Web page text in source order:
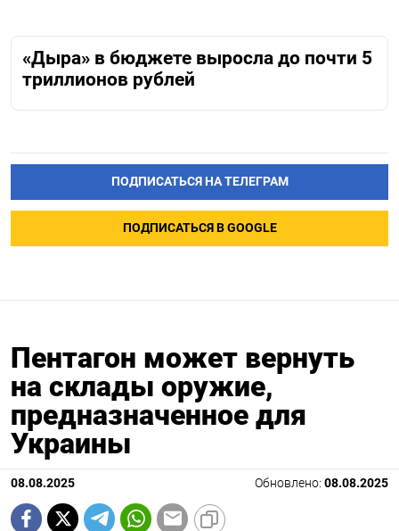
«Дыра» в бюджете выросла до почти 5
триллионов рублей
ПОДПИСАТЬСЯ НА ТЕЛЕГРАМ
ПОДПИСАТЬСЯ В GOOGLE
Пентагон может вернуть
на склады оружие,
предназначенное для
Украины
08.08.2025 Обновлено: 08.08.2025